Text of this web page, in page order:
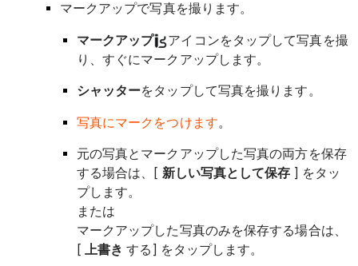
マークアップで写真を撮ります。
マークアップ
アイコンをタップして写真を撮
り、すぐにマークアップします。
シャッターをタップして写真を撮ります。
写真にマークをつけます。
元の写真とマークアップした写真の両方を保存
する場合は、[ 新しい写真として保存 ] をタッ
プします。
または
マークアップした写真のみを保存する場合は、
[ 上書き する] をタップします。